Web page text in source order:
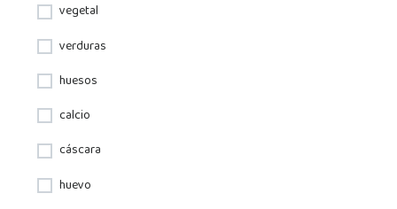
vegetal
verduras
huesos
calcio
cáscara
huevo